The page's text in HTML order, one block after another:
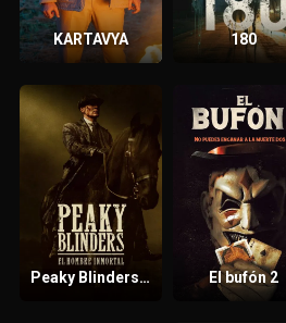
KARTAVYA 180
Peaky Blinders: El hombre inmortal El bufón 2